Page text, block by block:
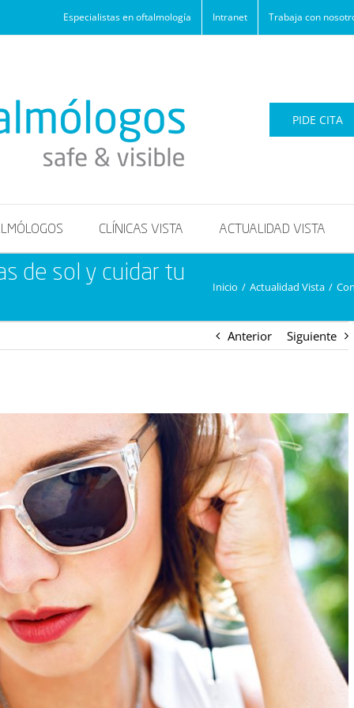
Especialistas en oftalmología Intranet Trabaja con
PIDE CITA
CLÍNICAS VISTA ACTUALIDAD VISTA
de sol y cuidar tu
Inicio / Actualidad Vista /
Anterior Siguiente